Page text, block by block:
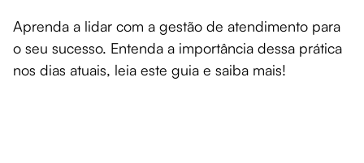
Aprenda a lidar com a gestão de atendimento para
o seu sucesso. Entenda a importância dessa prática
nos dias atuais, leia este guia e saiba mais!